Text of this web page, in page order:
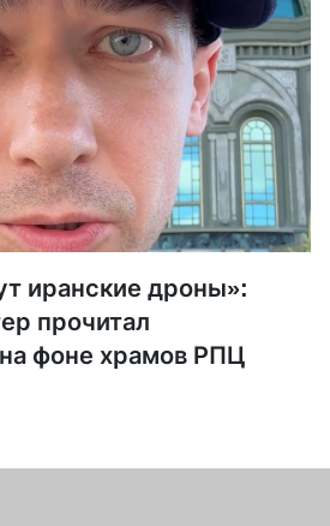
иранские дроны»:
прочитал
фоне храмов РПЦ